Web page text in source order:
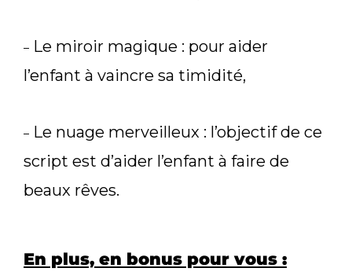
– Le miroir magique : pour aider
l’enfant à vaincre sa timidité,
– Le nuage merveilleux : l’objectif de ce
script est d’aider l’enfant à faire de
beaux rêves.
En plus, en bonus pour vous :